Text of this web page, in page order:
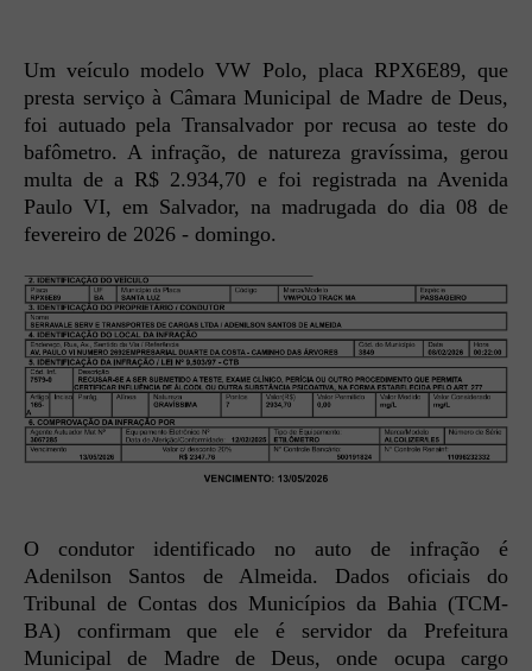
Um veículo modelo VW Polo, placa RPX6E89, que
presta serviço à Câmara Municipal de Madre de Deus,
foi autuado pela Transalvador por recusa ao teste do
bafômetro. A infração, de natureza gravíssima, gerou
multa de a R$ 2.934,70 e foi registrada na Avenida
Paulo VI, em Salvador, na madrugada do dia 08 de
fevereiro de 2026 - domingo.
O condutor identificado no auto de infração é
Adenilson Santos de Almeida. Dados oficiais do
Tribunal de Contas dos Municípios da Bahia (TCM-
BA) confirmam que ele é servidor da Prefeitura
Municipal de Madre de Deus, onde ocupa cargo